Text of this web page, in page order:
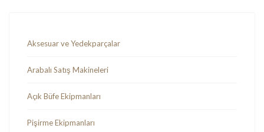
Aksesuar ve Yedekparçalar
Arabalı Satış Makineleri
Açık Büfe Ekipmanları
Pişirme Ekipmanları